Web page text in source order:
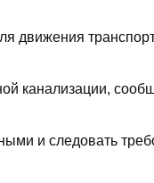
движения
канализации,
и следовать